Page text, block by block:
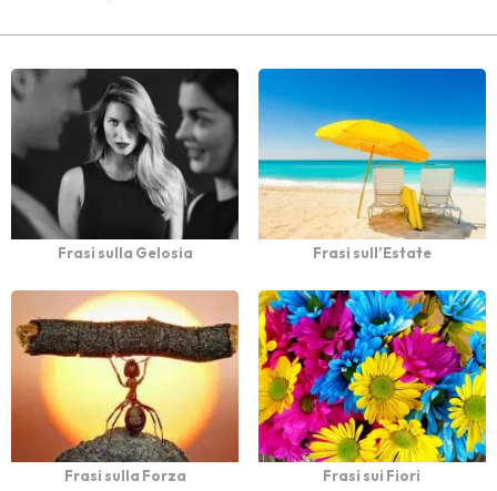
Frasi sulla Gelosia Frasi sull’Estate
Frasi sulla Forza Frasi sui Fiori